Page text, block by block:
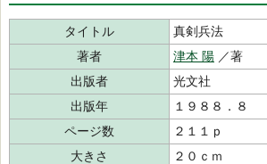
タイトル
真剣兵法
著者
津本 陽 ／著
出版者
光文社
出版年
１９８８．８
ページ数
２１１ｐ
大きさ
２０ｃｍ